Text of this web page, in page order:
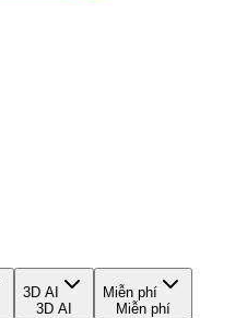
3D AI
3D AI
Miễn phí
Miễn phí